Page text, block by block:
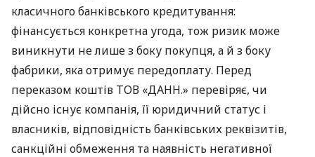
класичного банківського кредитування:
фінансується конкретна угода, тож ризик може
виникнути не лише з боку покупця, а й з боку
фабрики, яка отримує передоплату. Перед
переказом коштів ТОВ «ДАНН.» перевіряє, чи
дійсно існує компанія, її юридичний статус і
власників, відповідність банківських реквізитів,
санкційні обмеження та наявність негативної